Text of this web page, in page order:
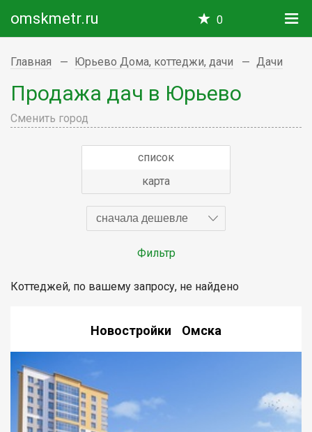
omskmetr.ru 0
Главная Юрьево Дома, коттеджи, дачи Дачи
Продажа дач в Юрьево
Сменить город
список
карта
сначала дешевле
Фильтр
Коттеджей, по вашему запросу, не найдено
Новостройки Омска